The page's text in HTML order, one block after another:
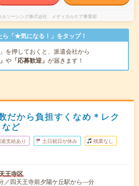
ルソーシング株式会社 メディカルケア事業部
ら「★気になる！」をタップ！
を押しておくと、派遣会社から
や 「応募歓迎」 が届きます！
だから負担すくなめ＊レク
ど
支給あり 土日祝日が休み 残業なし
王寺区
／四天王寺前夕陽ケ丘駅から---分